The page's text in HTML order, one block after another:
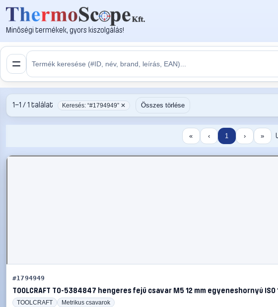
Minőségi termékek, gyors kiszolgálás!
1–1 / 1 találat Keresés: “#1794949” ✕ Összes törlése
« ‹ 1 › »
#1794949
TOOLCRAFT TO-5384847 hengeres fejű csavar M5 12 mm egyeneshornyú ISO
TOOLCRAFT Metrikus csavarok